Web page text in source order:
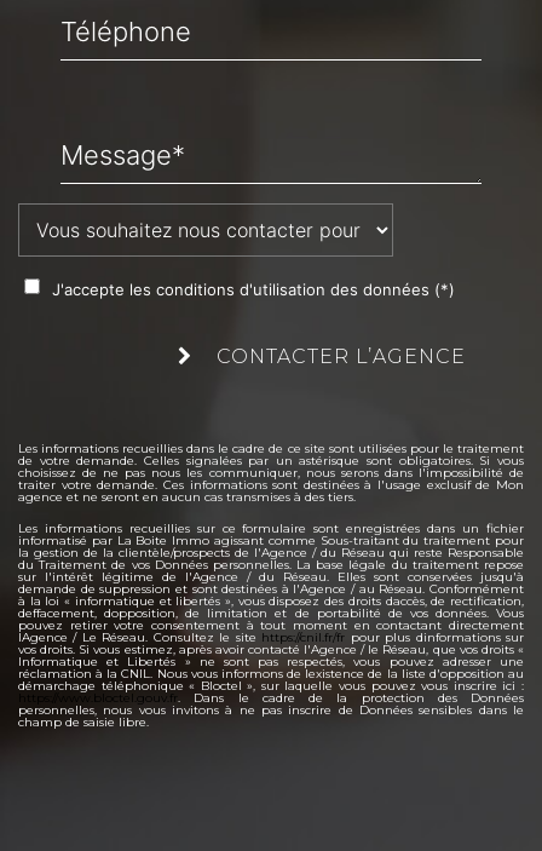
Téléphone
Message*
J'accepte les conditions d'utilisation des données (*)
CONTACTER L’AGENCE
Les informations recueillies dans le cadre de ce site sont utilisées pour le traitement
de votre demande. Celles signalées par un astérisque sont obligatoires. Si vous
choisissez de ne pas nous les communiquer, nous serons dans l'impossibilité de
traiter votre demande. Ces informations sont destinées à l'usage exclusif de Mon
agence et ne seront en aucun cas transmises à des tiers.
Les informations recueillies sur ce formulaire sont enregistrées dans un fichier
informatisé par La Boite Immo agissant comme Sous-traitant du traitement pour
la gestion de la clientèle/prospects de l'Agence / du Réseau qui reste Responsable
du Traitement de vos Données personnelles. La base légale du traitement repose
sur l'intérêt légitime de l'Agence / du Réseau. Elles sont conservées jusqu'à
demande de suppression et sont destinées à l'Agence / au Réseau. Conformément
à la loi « informatique et libertés », vous disposez des droits daccès, de rectification,
deffacement, dopposition, de limitation et de portabilité de vos données. Vous
pouvez retirer votre consentement à tout moment en contactant directement
lAgence / Le Réseau. Consultez le site https://cnil.fr/fr pour plus dinformations sur
vos droits. Si vous estimez, après avoir contacté l'Agence / le Réseau, que vos droits «
Informatique et Libertés » ne sont pas respectés, vous pouvez adresser une
réclamation à la CNIL. Nous vous informons de lexistence de la liste d'opposition au
démarchage téléphonique « Bloctel », sur laquelle vous pouvez vous inscrire ici :
https://www.bloctel.gouv.fr. Dans le cadre de la protection des Données
personnelles, nous vous invitons à ne pas inscrire de Données sensibles dans le
champ de saisie libre.